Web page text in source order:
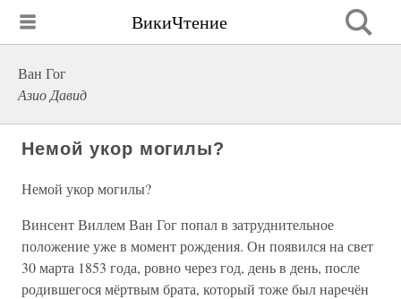
ВикиЧтение
Ван Гог
Азио Давид
Немой укор могилы?
Немой укор могилы?
Винсент Виллем Ван Гог попал в затруднительное
положение уже в момент рождения. Он появился на свет
30 марта 1853 года, ровно через год, день в день, после
родившегося мёртвым брата, который тоже был наречён